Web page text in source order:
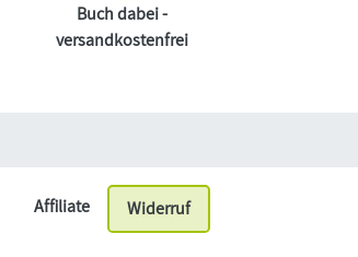
Buch dabei -
versandkostenfrei
Affiliate Widerruf